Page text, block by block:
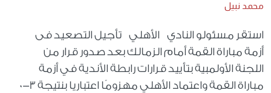
محمد نبيل
استقر مسئولو النادي الأهلي تأجيل التصعيد فى
أزمة مباراة القمة أمام الزمالك بعد صدور قرار من
اللجنة الأولمبية بتأييد قرارات رابطة الأندية في أزمة
مباراة القمة واعتماد الأهلي مهزومًا اعتباريا بنتيجة 3-0